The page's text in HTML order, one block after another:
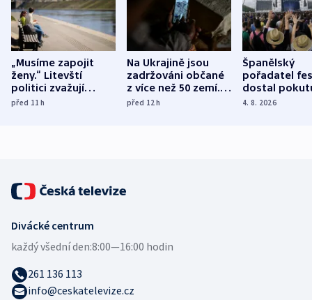
„Musíme zapojit
ženy.“ Litevští
politici zvažují
dohodu o
před 11h
Na Ukrajině jsou
zadržováni občané
z více než 50 zemí.
Bojovali na straně
před 12h
Španělský
pořadatel
dostal
nekalé
4. 8. 2026
Divácké centrum
každý všední den:8:00—16:00 hodin
261 136 113
info@ceskatelevize.cz